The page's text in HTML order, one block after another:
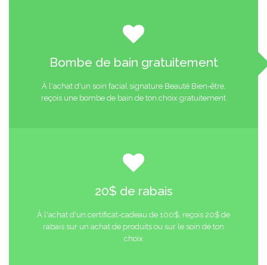
Bombe de bain gratuitement
À l'achat d'un soin facial signature Beauté Bien-être,
reçois une bombe de bain de ton choix gratuitement
20$ de rabais
À l'achat d'un certificat-cadeau de 100$, reçois 20$ de
rabais sur un achat de produits ou sur le soin de ton
choix